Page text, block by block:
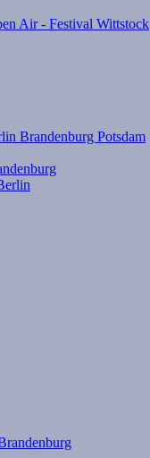
Air - Festival Wittstock
Brandenburg Potsdam